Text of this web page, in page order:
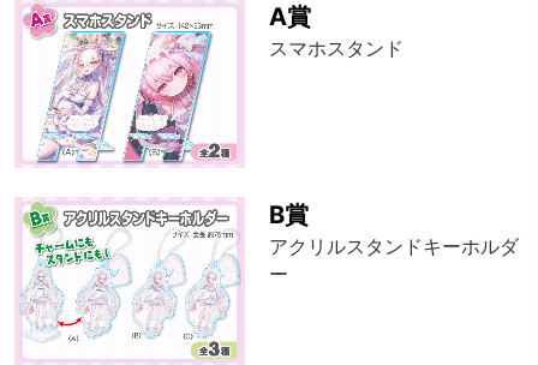
A賞
スマホスタンド
B賞
アクリルスタンドキーホルダ
ー